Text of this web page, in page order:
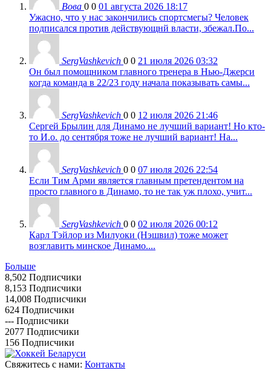
Вова 0 0 01 августа 2026 18:17
Ужасно, что у нас закончились спортсмегы? Человек
подписался против действующнй власти, збежал.По...
SergVashkevich 0 0 21 июля 2026 03:32
Он был помощником главного тренера в Нью-Джерси
когда команда в 22/23 году начала показывать самы...
SergVashkevich 0 0 12 июля 2026 21:46
Сергей Брылин для Динамо не лучший вариант! Но кто-
то И.о. до сентября тоже не лучший вариант! На...
SergVashkevich 0 0 07 июля 2026 22:54
Если Тим Арми является главным претендентом на
просто главного в Динамо, то не так уж плохо, учит...
SergVashkevich 0 0 02 июля 2026 00:12
Карл Тэйлор из Милуоки (Нэшвил) тоже может
возглавить минское Динамо....
Больше
8,502 Подписчики
8,153 Подписчики
14,008 Подписчики
624 Подписчики
--- Подписчики
2077 Подписчики
156 Подписчики
Свяжитесь с нами: Контакты